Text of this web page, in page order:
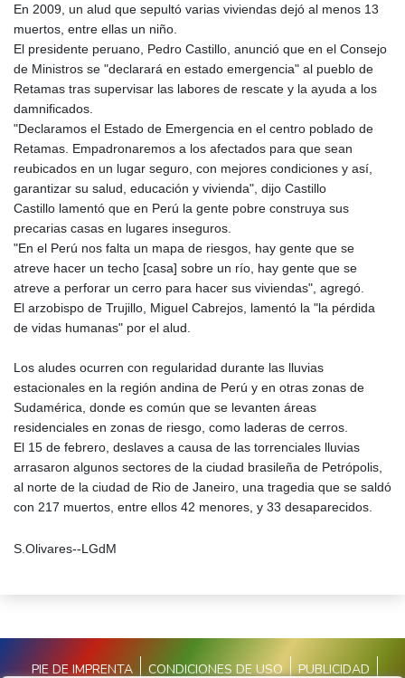
En 2009, un alud que sepultó varias viviendas dejó al menos 13
muertos, entre ellas un niño.
El presidente peruano, Pedro Castillo, anunció que en el Consejo
de Ministros se "declarará en estado emergencia" al pueblo de
Retamas tras supervisar las labores de rescate y la ayuda a los
damnificados.
"Declaramos el Estado de Emergencia en el centro poblado de
Retamas. Empadronaremos a los afectados para que sean
reubicados en un lugar seguro, con mejores condiciones y así,
garantizar su salud, educación y vivienda", dijo Castillo
Castillo lamentó que en Perú la gente pobre construya sus
precarias casas en lugares inseguros.
"En el Perú nos falta un mapa de riesgos, hay gente que se
atreve hacer un techo [casa] sobre un río, hay gente que se
atreve a perforar un cerro para hacer sus viviendas", agregó.
El arzobispo de Trujillo, Miguel Cabrejos, lamentó la "la pérdida
de vidas humanas" por el alud.
Los aludes ocurren con regularidad durante las lluvias
estacionales en la región andina de Perú y en otras zonas de
Sudamérica, donde es común que se levanten áreas
residenciales en zonas de riesgo, como laderas de cerros.
El 15 de febrero, deslaves a causa de las torrenciales lluvias
arrasaron algunos sectores de la ciudad brasileña de Petrópolis,
al norte de la ciudad de Rio de Janeiro, una tragedia que se saldó
con 217 muertos, entre ellos 42 menores, y 33 desaparecidos.
S.Olivares--LGdM
PIE DE IMPRENTA CONDICIONES DE USO PUBLICIDAD